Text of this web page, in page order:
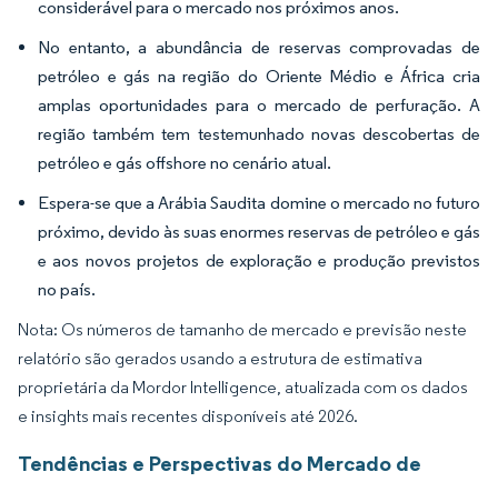
considerável para o mercado nos próximos anos.
No entanto, a abundância de reservas comprovadas de
petróleo e gás na região do Oriente Médio e África cria
amplas oportunidades para o mercado de perfuração. A
região também tem testemunhado novas descobertas de
petróleo e gás offshore no cenário atual.
Espera-se que a Arábia Saudita domine o mercado no futuro
próximo, devido às suas enormes reservas de petróleo e gás
e aos novos projetos de exploração e produção previstos
no país.
Nota: Os números de tamanho de mercado e previsão neste
relatório são gerados usando a estrutura de estimativa
proprietária da Mordor Intelligence, atualizada com os dados
e insights mais recentes disponíveis até 2026.
Tendências e Perspectivas do Mercado de